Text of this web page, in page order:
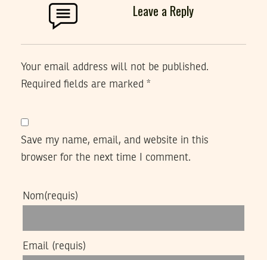
Leave a Reply
Your email address will not be published.
Required fields are marked *
Save my name, email, and website in this
browser for the next time I comment.
Nom(requis)
Email (requis)